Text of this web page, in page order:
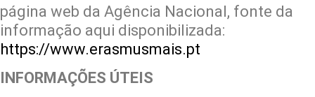
página web da Agência Nacional, fonte da
informação aqui disponibilizada:
https://www.erasmusmais.pt
INFORMAÇÕES ÚTEIS